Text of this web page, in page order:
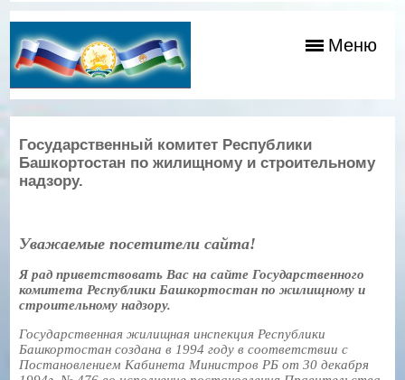
Меню
Государственный комитет Республики
Башкортостан по жилищному и строительному
надзору.
Уважаемые посетители сайта!
Я рад приветствовать Вас на сайте Государственного
комитета Республики Башкортостан по жилищному и
строительному надзору.
Государственная жилищная инспекция Республики
Башкортостан создана в 1994 году в соответствии с
Постановлением Кабинета Министров РБ от 30 декабря